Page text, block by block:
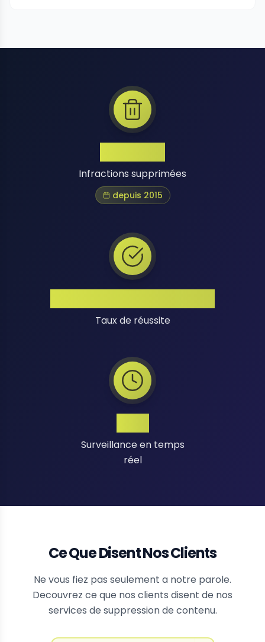
Infractions supprimées
depuis 2015
Taux de réussite
Surveillance en temps
réel
Ce Que Disent Nos Clients
Ne vous fiez pas seulement a notre parole.
Decouvrez ce que nos clients disent de nos
services de suppression de contenu.